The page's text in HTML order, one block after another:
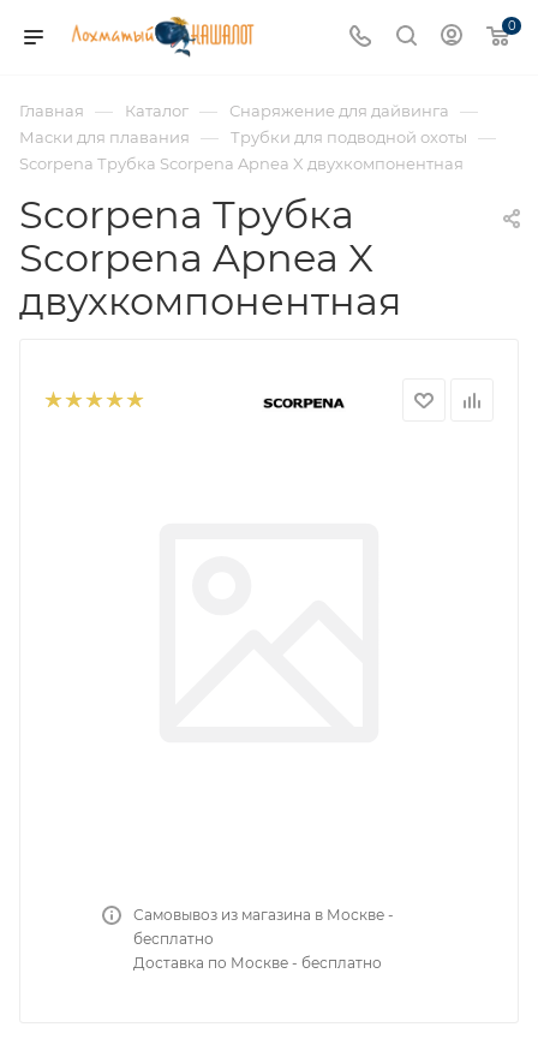
0
Главная — Каталог — Снаряжение для дайвинга —
Маски для плавания — Трубки для подводной охоты —
Scorpena Трубка Scorpena Apnea X двухкомпонентная
Scorpena Трубка
Scorpena Apnea X
двухкомпонентная
Самовывоз из магазина в Москве -
бесплатно
Доставка по Москве - бесплатно